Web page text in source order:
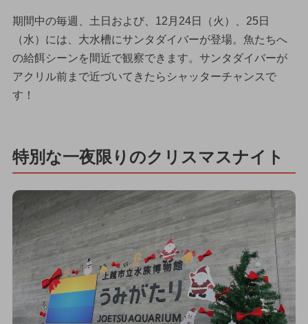
期間中の毎週、土日および、12月24日（火）、25日
（水）には、大水槽にサンタダイバーが登場。魚たちへ
の給餌シーンを間近で観察できます。サンタダイバーが
アクリル前まで近づいてきたらシャッターチャンスで
す！
特別な一夜限りのクリスマスナイト